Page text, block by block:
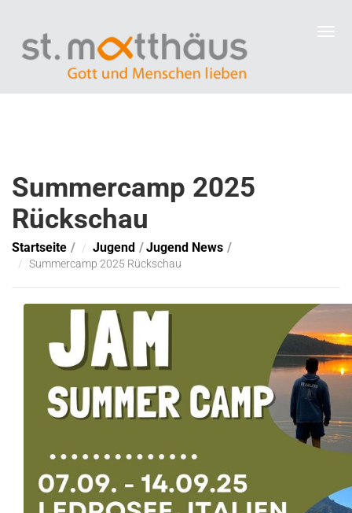
Summercamp 2025
Rückschau
Startseite Jugend Jugend News
Summercamp 2025 Rückschau